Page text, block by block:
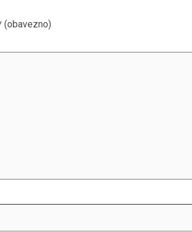
(obavezno)